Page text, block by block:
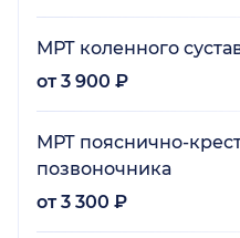
МРТ коленного
от 3 900 ₽
МРТ пояснично-
позвоночника
от 3 300 ₽